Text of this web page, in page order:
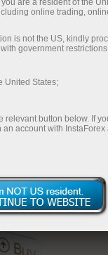
مع
عروض ترويجية وعروض خاصة أخرى.
في
are a resident of the
online trading,
is not the US, kindly
government
United States;
relevant button below. If
account with InstaForex